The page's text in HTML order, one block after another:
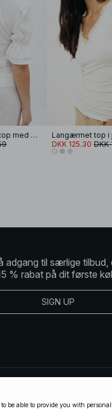
Fremstillet af hør top med binderyg
DKK 125.30 DKK
adgang til særlige tilbud,
% rabat på dit første
SIGN UP